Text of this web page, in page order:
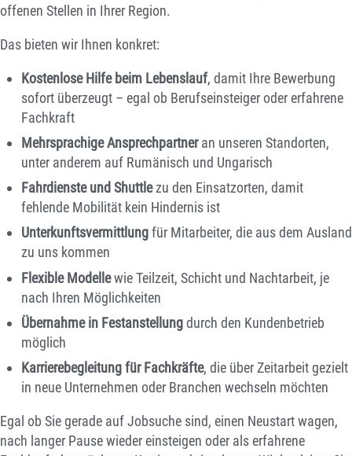
offenen Stellen in Ihrer Region.
Das bieten wir Ihnen konkret:
Kostenlose Hilfe beim Lebenslauf, damit Ihre Bewerbung
sofort überzeugt – egal ob Berufseinsteiger oder erfahrene
Fachkraft
Mehrsprachige Ansprechpartneran unseren Standorten,
unter anderem auf Rumänisch und Ungarisch
Fahrdienste und Shuttlezu den Einsatzorten, damit
fehlende Mobilität kein Hindernis ist
Unterkunftsvermittlungfür Mitarbeiter, die aus dem Ausland
zu uns kommen
Flexible Modellewie Teilzeit, Schicht und Nachtarbeit, je
nach Ihren Möglichkeiten
Übernahme in Festanstellungdurch den Kundenbetrieb
möglich
Karrierebegleitung für Fachkräfte, die über Zeitarbeit gezielt
in neue Unternehmen oder Branchen wechseln möchten
Egal ob Sie gerade auf Jobsuche sind, einen Neustart wagen,
nach langer Pause wieder einsteigen oder als erfahrene